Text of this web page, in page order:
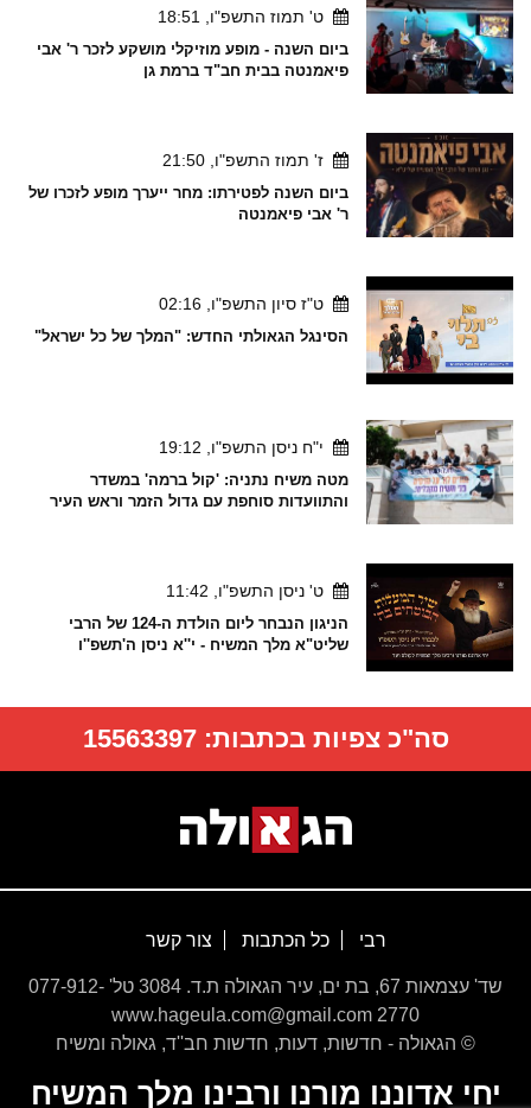
ט' תמוז התשפ"ו, 18:51
ביום השנה - מופע מוזיקלי מושקע לזכר ר' אבי
פיאמנטה בבית חב"ד ברמת גן
ז' תמוז התשפ"ו, 21:50
ביום השנה לפטירתו: מחר ייערך מופע לזכרו של
ר' אבי פיאמנטה
ט"ז סיון התשפ"ו, 02:16
הסינגל הגאולתי החדש: "המלך של כל ישראל"
י"ח ניסן התשפ"ו, 19:12
מטה משיח נתניה: 'קול ברמה' במשדר
והתוועדות סוחפת עם גדול הזמר וראש העיר
ט' ניסן התשפ"ו, 11:42
הניגון הנבחר ליום הולדת ה-124 של הרבי
שליט"א מלך המשיח - י''א ניסן ה'תשפ''ו
סה"כ צפיות בכתבות:15563397
רבי כל הכתבות צור קשר
שד' עצמאות 67, בת ים, עיר הגאולה ת.ד. 3084 טל' 077-912-
2770 www.hageula.com@gmail.com
© הגאולה - חדשות, דעות, חדשות חב''ד, גאולה ומשיח
יחי אדוננו מורנו ורבינו מלך המשיח